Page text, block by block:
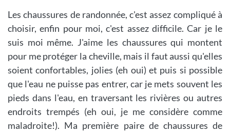
Les chaussures de randonnée, c'est assez compliqué à
choisir, enfin pour moi, c'est assez difficile. Car je le
suis moi même. J'aime les chaussures qui montent
pour me protéger la cheville, mais il faut aussi qu'elles
soient confortables, jolies (eh oui) et puis si possible
que l'eau ne puisse pas entrer, car je mets souvent les
pieds dans l'eau, en traversant les rivières ou autres
endroits trempés (eh oui, je me considère comme
maladroite!). Ma première paire de chaussures de